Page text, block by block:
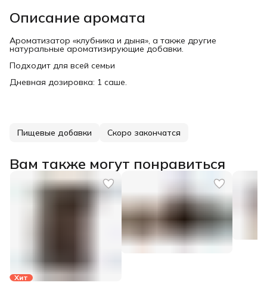
Описание аромата
Ароматизатор «клубника и дыня», а также другие
натуральные ароматизирующие добавки.
Подходит для всей семьи
Дневная дозировка: 1 саше.
Пищевые добавки Скоро закончатся
Вам также могут понравиться
Хит